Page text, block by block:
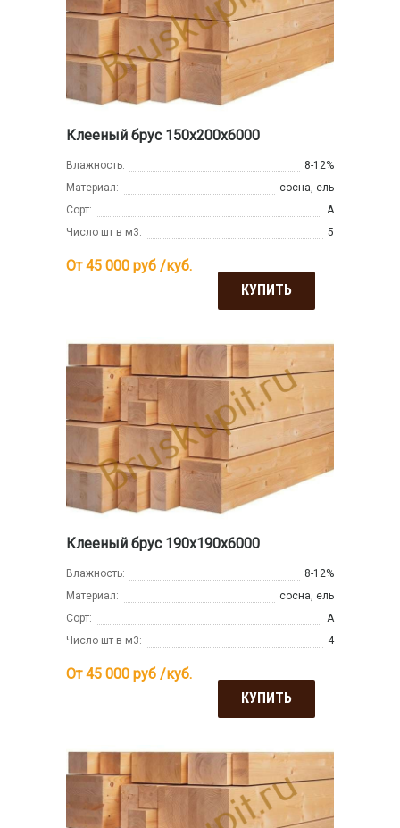
Клееный брус 150х200х6000
Влажность:
8-12%
Материал:
сосна, ель
Сорт:
А
Число шт в м3:
5
От 45 000 руб /куб.
КУПИТЬ
Клееный брус 190х190х6000
Влажность:
8-12%
Материал:
сосна, ель
Сорт:
А
Число шт в м3:
4
От 45 000 руб /куб.
КУПИТЬ